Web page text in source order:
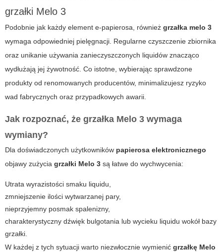
grzałki Melo 3
Podobnie jak każdy element e-papierosa, również grzałka melo 3
wymaga odpowiedniej pielęgnacji. Regularne czyszczenie zbiornika
oraz unikanie używania zanieczyszczonych liquidów znacząco
wydłużają jej żywotność. Co istotne, wybierając sprawdzone
produkty od renomowanych producentów, minimalizujesz ryzyko
wad fabrycznych oraz przypadkowych awarii.
Jak rozpoznać, że grzałka Melo 3 wymaga
wymiany?
Dla doświadczonych użytkowników papierosa elektronicznego
objawy zużycia grzałki Melo 3 są łatwe do wychwycenia:
Utrata wyrazistości smaku liquidu,
zmniejszenie ilości wytwarzanej pary,
nieprzyjemny posmak spalenizny,
charakterystyczny dźwięk bulgotania lub wycieku liquidu wokół bazy
grzałki.
W każdej z tych sytuacji warto niezwłocznie wymienić grzałkę Melo